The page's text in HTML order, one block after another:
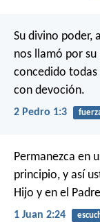
Su divino poder,
nos llamó por
concedido todas
con devoción.
2 Pedro 1:3
Permanezca en
principio, y así
Hijo y en el
1 Juan 2:24